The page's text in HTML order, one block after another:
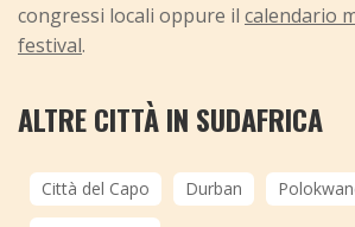
congressi locali oppure il calendario
festival.
ALTRE CITTÀ IN SUDAFRICA
Città del Capo Durban